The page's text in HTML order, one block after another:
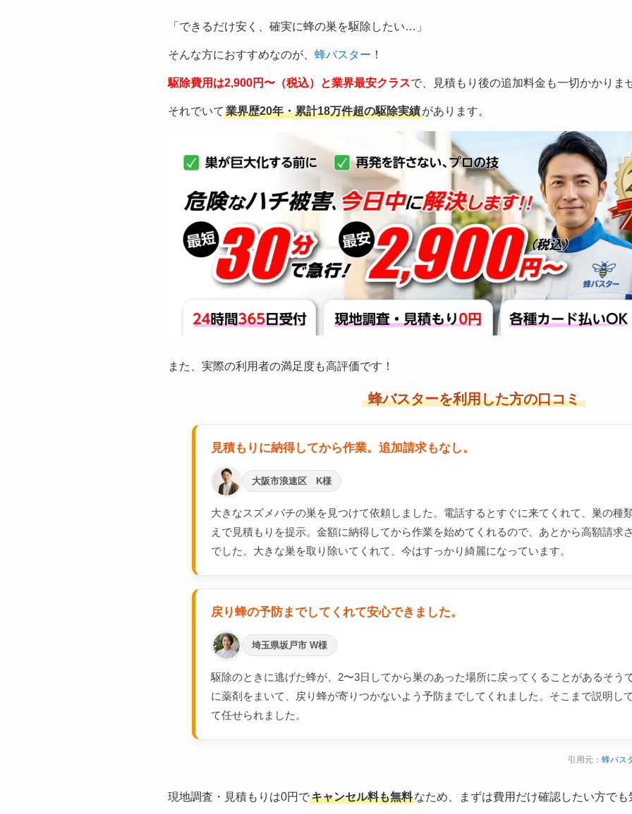
「できるだけ安く、確実に蜂の巣を駆除したい…」
そんな方におすすめなのが、 蜂バスター ！
駆除費用は2,900円〜（税込）と業界最安クラスで、見積もり後の追加料金も一切かかりま
それでいて 業界歴20年・累計18万件超の駆除実績があります。
また、実際の利用者の満足度も高評価です！
蜂バスターを利用した方の口コミ
見積もりに納得してから作業。追加請求もなし。
大阪市浪速区 K様
大きなスズメバチの巣を見つけて依頼しました。電話するとすぐに来てくれて、巣の種
えで見積もりを提示。金額に納得してから作業を始めてくれるので、あとから高額請求
でした。大きな巣を取り除いてくれて、今はすっかり綺麗になっています。
戻り蜂の予防までしてくれて安心できました。
埼玉県坂戸市 W様
駆除のときに逃げた蜂が、2〜3日してから巣のあった場所に戻ってくることがあるそう
に薬剤をまいて、戻り蜂が寄りつかないよう予防までしてくれました。そこまで説明し
て任せられました。
引用元： 蜂バス
現地調査・見積もりは0円でキャンセル料も無料なため、まずは費用だけ確認したい方で